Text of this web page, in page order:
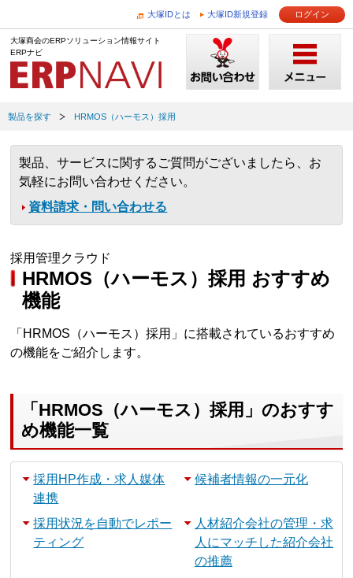
大塚IDとは 大塚ID新規登録 ログイン
大塚商会のERPソリューション情報サイト
ERPナビ
製品を探す HRMOS（ハーモス）採用
製品、サービスに関するご質問がございましたら、お
気軽にお問い合わせください。
資料請求・問い合わせる
採用管理クラウド
HRMOS（ハーモス）採用 おすすめ
機能
「HRMOS（ハーモス）採用」に搭載されているおすすめ
の機能をご紹介します。
「HRMOS（ハーモス）採用」のおすす
め機能一覧
採用HP作成・求人媒体
連携
候補者情報の一元化
採用状況を自動でレポー
ティング
人材紹介会社の管理・求
人にマッチした紹介会社
の推薦